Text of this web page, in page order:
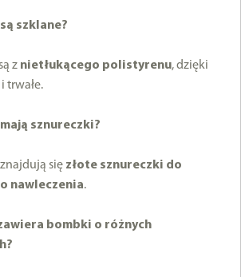
szklane?
z nietłukącego polistyrenu, dzięki
trwałe.
sznureczki?
się złote sznureczki do
nawleczenia.
bombki o różnych